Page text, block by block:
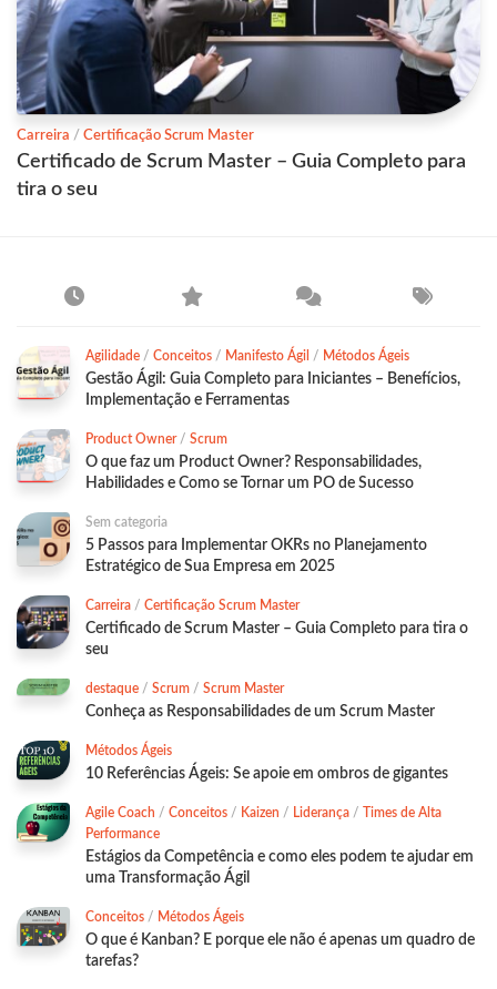
Carreira / Certificação Scrum Master
Certificado de Scrum Master – Guia Completo para
tira o seu
Agilidade / Conceitos / Manifesto Ágil / Métodos Ágeis
Gestão Ágil: Guia Completo para Iniciantes – Benefícios,
Implementação e Ferramentas
Product Owner/ Scrum
O que faz um Product Owner? Responsabilidades,
Habilidades e Como se Tornar um PO de Sucesso
Sem categoria
5 Passos para Implementar OKRs no Planejamento
Estratégico de Sua Empresa em 2025
Carreira / Certificação Scrum Master
Certificado de Scrum Master – Guia Completo para tira o
seu
destaque / Scrum / Scrum Master
Conheça as Responsabilidades de um Scrum Master
Métodos Ágeis
10 Referências Ágeis: Se apoie em ombros de gigantes
Agile Coach / Conceitos / Kaizen / Liderança / Times de Alta
Performance
Estágios da Competência e como eles podem te ajudar em
uma Transformação Ágil
Conceitos / Métodos Ágeis
O que é Kanban? E porque ele não é apenas um quadro de
tarefas?